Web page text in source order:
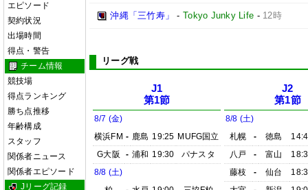
エピソード
契約状況
出場時間
得点・警告
チーム情報
競技場
得点ランキング
勝ち点推移
年齢構成
スタッフ
関係者ニュース
関係者エピソード
Jリーグ記録
沖縄「三竹寿」 - Tokyo Junky Life - 12時
リーグ戦
J1
第1節
8/7 (金)
横浜FM - 鹿島 19:25 MUFG国立
G大阪
- 浦和 19:30
パナスタ
8/8 (土)
J2
第1節
8/8 (土)
札幌
- 徳島
八戸
- 富山
藤枝
- 仙台